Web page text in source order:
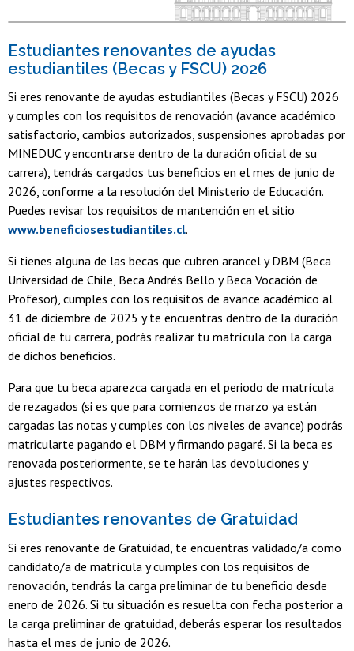
Estudiantes renovantes de ayudas
estudiantiles (Becas y FSCU) 2026
Si eres renovante de ayudas estudiantiles (Becas y FSCU) 2026
y cumples con los requisitos de renovación (avance académico
satisfactorio, cambios autorizados, suspensiones aprobadas por
MINEDUC y encontrarse dentro de la duración oficial de su
carrera), tendrás cargados tus beneficios en el mes de junio de
2026, conforme a la resolución del Ministerio de Educación.
Puedes revisar los requisitos de mantención en el sitio
www.beneficiosestudiantiles.cl.
Si tienes alguna de las becas que cubren arancel y DBM (Beca
Universidad de Chile, Beca Andrés Bello y Beca Vocación de
Profesor), cumples con los requisitos de avance académico al
31 de diciembre de 2025 y te encuentras dentro de la duración
oficial de tu carrera, podrás realizar tu matrícula con la carga
de dichos beneficios.
Para que tu beca aparezca cargada en el periodo de matrícula
de rezagados (si es que para comienzos de marzo ya están
cargadas las notas y cumples con los niveles de avance) podrás
matricularte pagando el DBM y firmando pagaré. Si la beca es
renovada posteriormente, se te harán las devoluciones y
ajustes respectivos.
Estudiantes renovantes de Gratuidad
Si eres renovante de Gratuidad, te encuentras validado/a como
candidato/a de matrícula y cumples con los requisitos de
renovación, tendrás la carga preliminar de tu beneficio desde
enero de 2026. Si tu situación es resuelta con fecha posterior a
la carga preliminar de gratuidad, deberás esperar los resultados
hasta el mes de junio de 2026.